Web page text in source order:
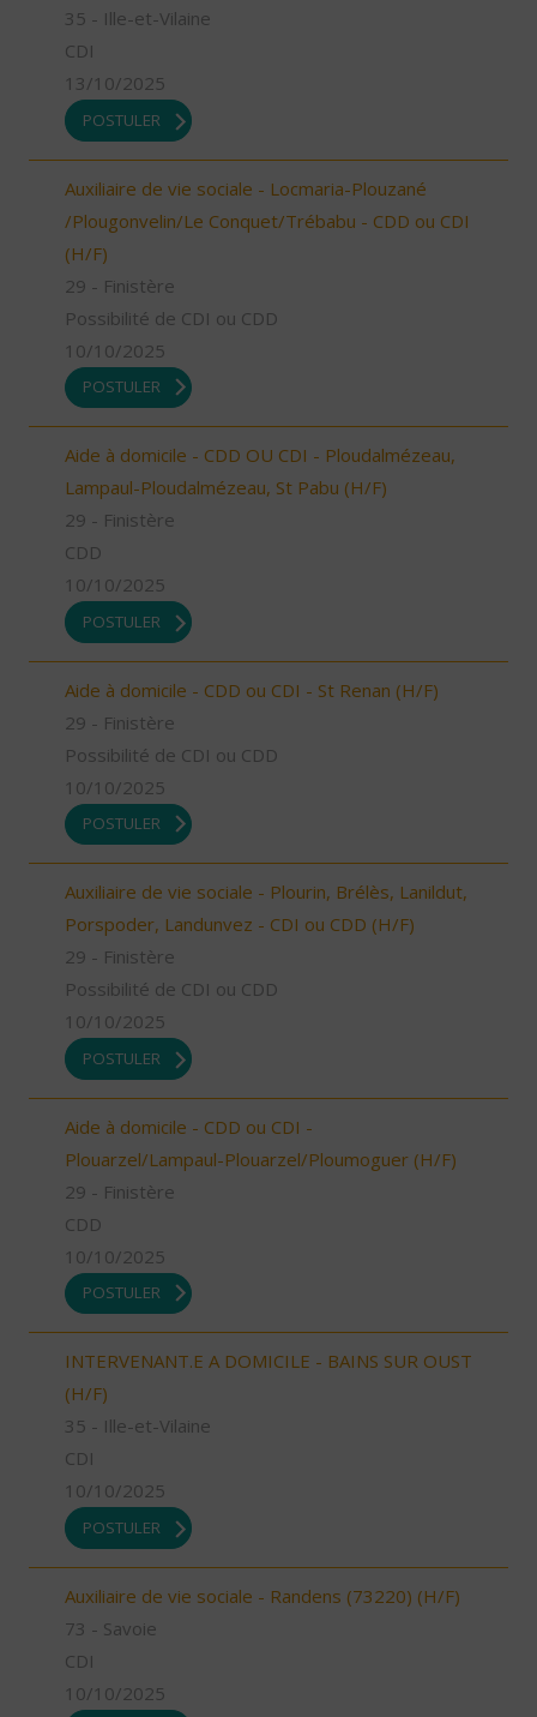
35 - Ille-et-Vilaine
CDI
13/10/2025
POSTULER
Auxiliaire de vie sociale - Locmaria-Plouzané
/Plougonvelin/Le Conquet/Trébabu - CDD ou CDI
(H/F)
29 - Finistère
Possibilité de CDI ou CDD
10/10/2025
POSTULER
Aide à domicile - CDD OU CDI - Ploudalmézeau,
Lampaul-Ploudalmézeau, St Pabu (H/F)
29 - Finistère
CDD
10/10/2025
POSTULER
Aide à domicile - CDD ou CDI - St Renan (H/F)
29 - Finistère
Possibilité de CDI ou CDD
10/10/2025
POSTULER
Auxiliaire de vie sociale - Plourin, Brélès, Lanildut,
Porspoder, Landunvez - CDI ou CDD (H/F)
29 - Finistère
Possibilité de CDI ou CDD
10/10/2025
POSTULER
Aide à domicile - CDD ou CDI -
Plouarzel/Lampaul-Plouarzel/Ploumoguer (H/F)
29 - Finistère
CDD
10/10/2025
POSTULER
INTERVENANT.E A DOMICILE - BAINS SUR OUST
(H/F)
35 - Ille-et-Vilaine
CDI
10/10/2025
POSTULER
Auxiliaire de vie sociale - Randens (73220) (H/F)
73 - Savoie
CDI
10/10/2025